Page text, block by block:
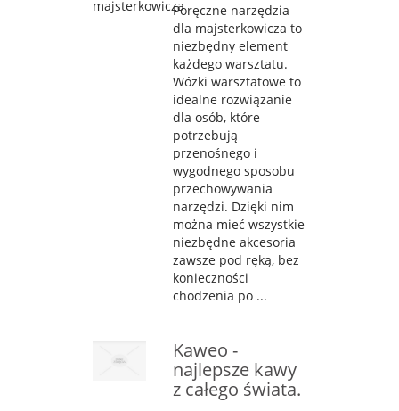
Poręczne narzędzia
dla majsterkowicza to
niezbędny element
każdego warsztatu.
Wózki warsztatowe to
idealne rozwiązanie
dla osób, które
potrzebują
przenośnego i
wygodnego sposobu
przechowywania
narzędzi. Dzięki nim
można mieć wszystkie
niezbędne akcesoria
zawsze pod ręką, bez
konieczności
chodzenia po ...
Kaweo -
najlepsze kawy
z całego świata.